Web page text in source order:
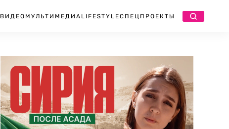
ВИДЕО МУЛЬТИМЕДИА LIFESTYLEСПЕЦПРОЕКТЫ